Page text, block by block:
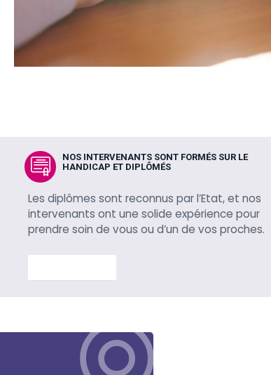
NOS INTERVENANTS SONT FORMÉS SUR LE
HANDICAP ET DIPLÔMÉS
Les diplômes sont reconnus par l’Etat, et nos
intervenants ont une solide expérience pour
prendre soin de vous ou d’un de vos proches.